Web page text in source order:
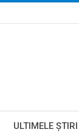
ULTIMELE ŞTIRI